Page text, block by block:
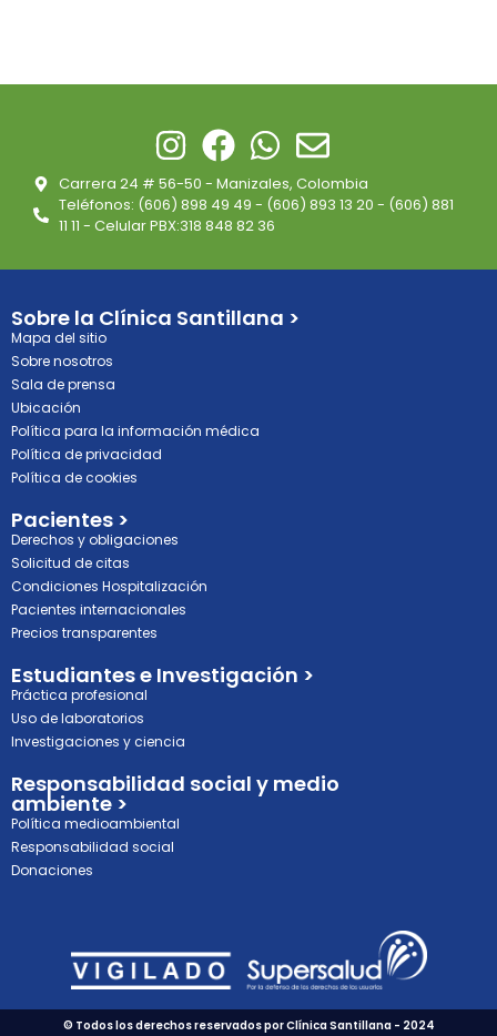
Carrera 24 # 56-50 - Manizales, Colombia
Teléfonos: (606) 898 49 49 - (606) 893 13 20 - (606) 881
11 11 - Celular PBX:318 848 82 36
Sobre la Clínica Santillana >
Mapa del sitio
Sobre nosotros
Sala de prensa
Ubicación
Política para la información médica
Política de privacidad
Política de cookies
Pacientes >
Derechos y obligaciones
Solicitud de citas
Condiciones Hospitalización
Pacientes internacionales
Precios transparentes
Estudiantes e Investigación >
Práctica profesional
Uso de laboratorios
Investigaciones y ciencia
Responsabilidad social y medio
ambiente >
Política medioambiental
Responsabilidad social
Donaciones
© Todos los derechos reservados por Clínica Santillana - 2024